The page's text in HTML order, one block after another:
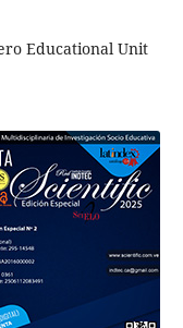
Educational Unit